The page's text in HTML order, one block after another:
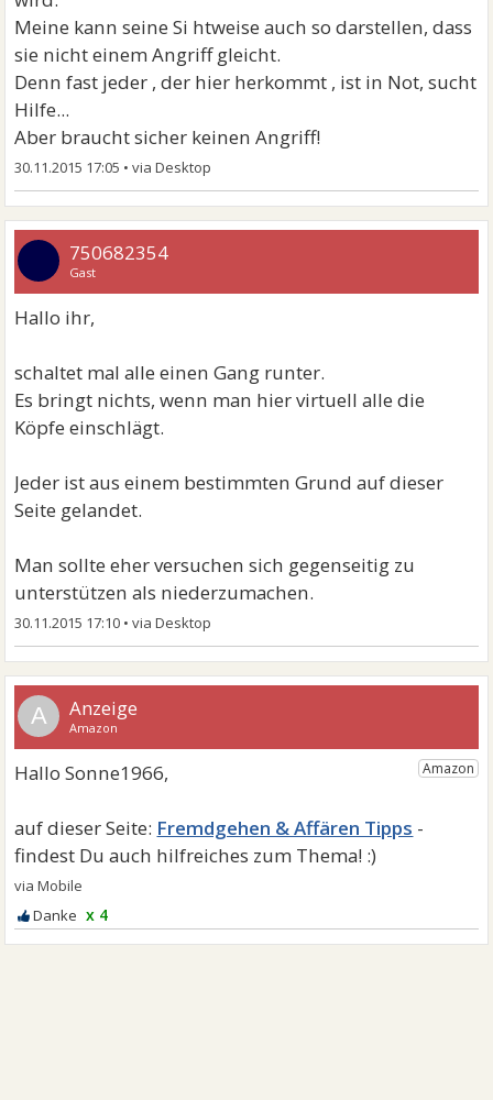
Meine kann seine Si htweise auch so darstellen, dass
sie nicht einem Angriff gleicht.
Denn fast jeder , der hier herkommt , ist in Not, sucht
Hilfe...
Aber braucht sicher keinen Angriff!
30.11.2015 17:05 •
750682354
Gast
Hallo ihr,
schaltet mal alle einen Gang runter.
Es bringt nichts, wenn man hier virtuell alle die
Köpfe einschlägt.
Jeder ist aus einem bestimmten Grund auf dieser
Seite gelandet.
Man sollte eher versuchen sich gegenseitig zu
unterstützen als niederzumachen.
30.11.2015 17:10 •
A
Fremdgehen & Affären Tipps
x 4